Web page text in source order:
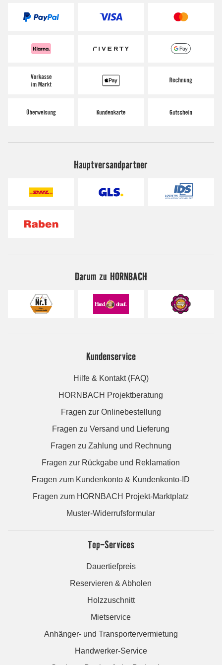
Hauptversandpartner
Darum zu HORNBACH
Kundenservice
Hilfe & Kontakt (FAQ)
HORNBACH Projektberatung
Fragen zur Onlinebestellung
Fragen zu Versand und Lieferung
Fragen zu Zahlung und Rechnung
Fragen zur Rückgabe und Reklamation
Fragen zum Kundenkonto & Kundenkonto-ID
Fragen zum HORNBACH Projekt-Marktplatz
Muster-Widerrufsformular
Top-Services
Dauertiefpreis
Reservieren & Abholen
Holzzuschnitt
Mietservice
Anhänger- und Transportervermietung
Handwerker-Service